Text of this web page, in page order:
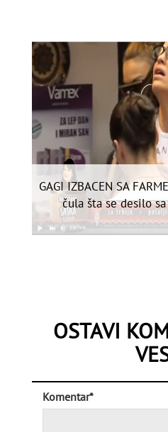
GAGI IZBACEN SA
čula šta se desilo
OSTAVI
Komentar*